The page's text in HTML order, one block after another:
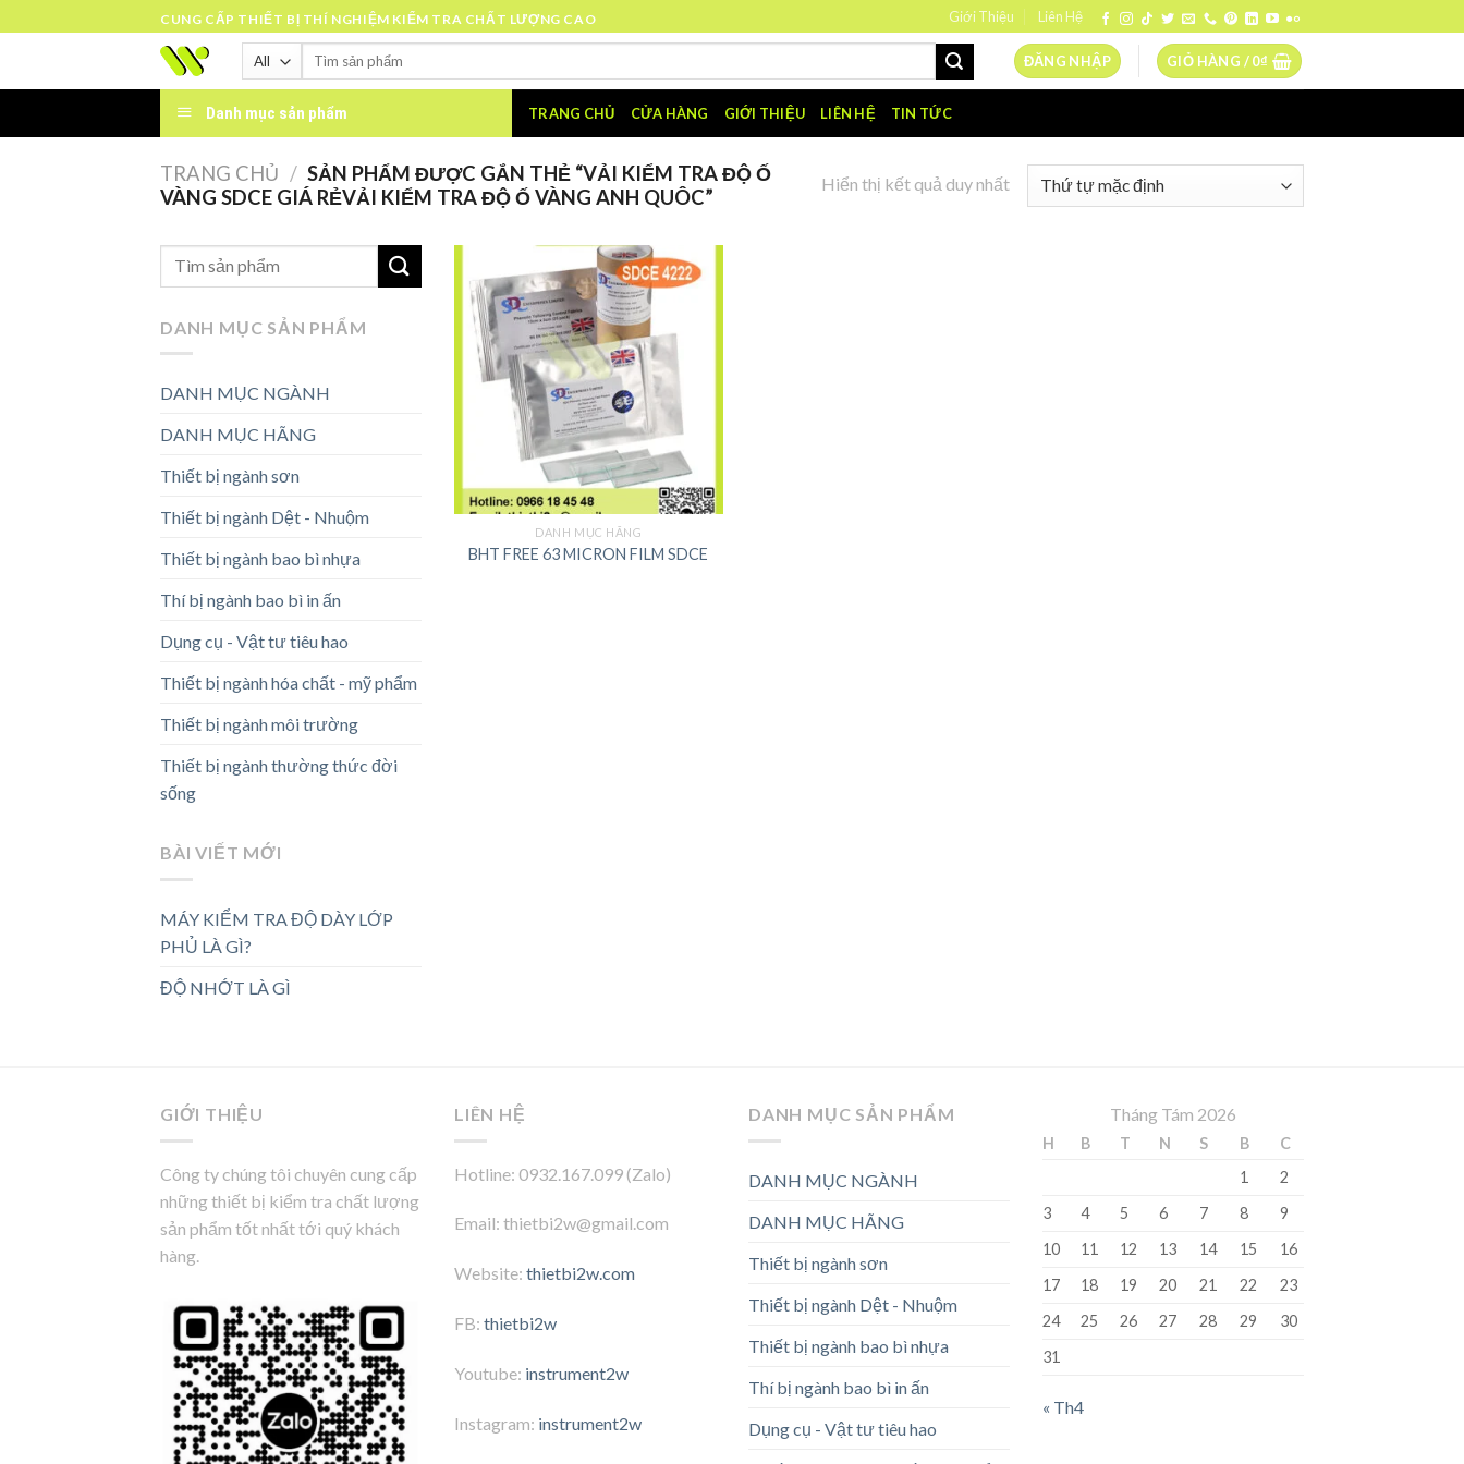
to
CUNG CẤP THIẾT BỊ THÍ NGHIỆM KIỂM TRA CHẤT LƯỢNG CAO Giới Thiệu Liên Hệ
Tìm
ĐĂNG NHẬP GIỎ HÀNG /0₫
Danh mục sản phẩm TRANG CHỦ CỬA HÀNG GIỚI THIỆU LIÊN HỆ TIN TỨC
TRANG CHỦ / SẢN PHẨM ĐƯỢC GẮN THẺ “VẢI KIỂM TRA ĐỘ Ố
VÀNG SDCE GIÁ RẺVẢI KIỂM TRA ĐỘ Ố VÀNG ANH QUÔC”
Hiển thị kết quả duy nhất
DANH MỤC SẢN PHẨM
DANH MỤC NGÀNH
DANH MỤC HÃNG
Thiết bị ngành sơn
Thiết bị ngành Dệt - Nhuộm
Thiết bị ngành bao bì nhựa
Thí bị ngành bao bì in ấn
Dụng cụ - Vật tư tiêu hao
Thiết bị ngành hóa chất - mỹ phẩm
Thiết bị ngành môi trường
Thiết bị ngành thường thức đời
sống
BÀI VIẾT MỚI
MÁY KIỂM TRA ĐỘ DÀY LỚP
PHỦ LÀ GÌ?
ĐỘ NHỚT LÀ GÌ
DANH MỤC HÃNG
BHT FREE 63 MICRON FILM SDCE
GIỚI THIỆU
Công ty chúng tôi chuyên cung cấp
những thiết bị kiểm tra chất lượng
sản phẩm tốt nhất tới quý khách
hàng.
LIÊN HỆ
Hotline: 0932.167.099 (Zalo)
Email: thietbi2w@gmail.com
Website: thietbi2w.com
FB: thietbi2w
Youtube: instrument2w
Instagram: instrument2w
DANH MỤC SẢN PHẨM
DANH MỤC NGÀNH
DANH MỤC HÃNG
Thiết bị ngành sơn
Thiết bị ngành Dệt - Nhuộm
Thiết bị ngành bao bì nhựa
Thí bị ngành bao bì in ấn
Dụng cụ - Vật tư tiêu hao
Tháng Tám 2026
H B T N S B
C
1
2
3
4 5 6 7 8
9
10
11 12 13 14 15
16
17
18 19 20 21 22
23
24
25 26 27 28 29
30
31
« Th4